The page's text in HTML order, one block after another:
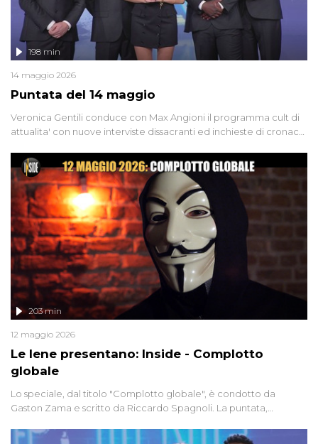
Puntata del 14 maggio
198 min
14 maggio 2026
Veronica Gentili conduce con Max Angioni il programma cult di
attualita' con nuove interviste dissacranti ed inchieste di cronaca
Le Iene presentano: Inside - Complotto
globale
203 min
12 maggio 2026
Lo speciale, dal titolo "Complotto globale", è condotto da
Gaston Zama e scritto da Riccardo Spagnoli. La puntata,
racconta l'universo delle narrazioni alternative, dei sospetti